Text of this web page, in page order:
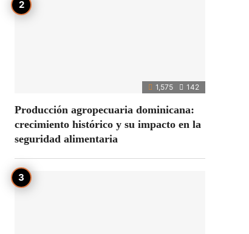
1,575 142
Producción agropecuaria dominicana:
crecimiento histórico y su impacto en la
seguridad alimentaria